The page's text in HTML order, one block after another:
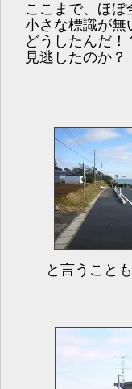
ここまで、ほ
小さな標識が無
どうしたんだ！
見逃したのか？
と言うこと